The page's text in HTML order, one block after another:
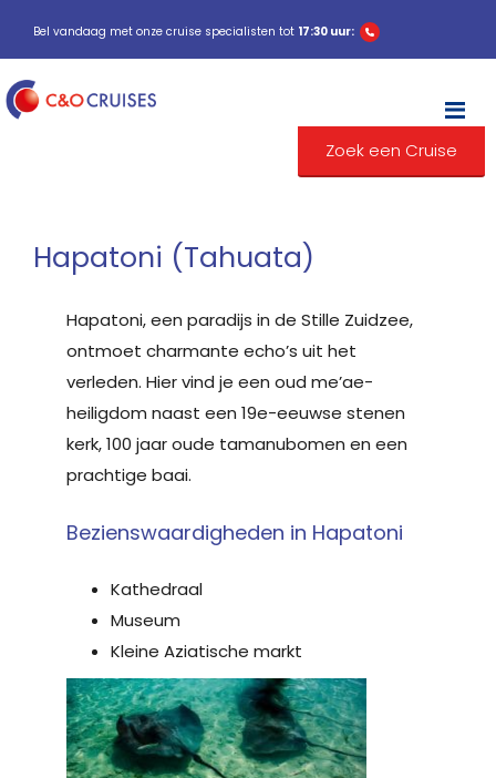
Bel vandaag met onze cruise specialisten tot 17:30 uur:
Zoek een Cruise
Hapatoni (Tahuata)
Hapatoni, een paradijs in de Stille Zuidzee,
ontmoet charmante echo’s uit het
verleden. Hier vind je een oud me’ae-
heiligdom naast een 19e-eeuwse stenen
kerk, 100 jaar oude tamanubomen en een
prachtige baai.
Bezienswaardigheden in Hapatoni
Kathedraal
Museum
Kleine Aziatische markt